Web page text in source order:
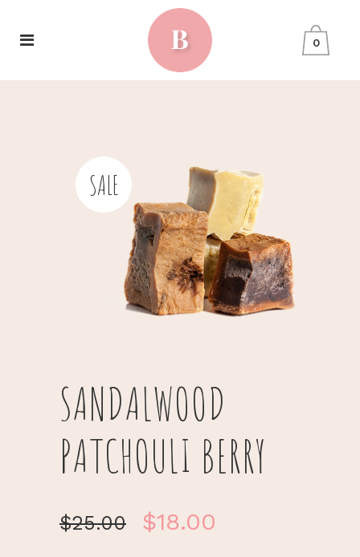
0
SALE
SANDALWOOD
PATCHOULI BERRY
$25.00 $18.00